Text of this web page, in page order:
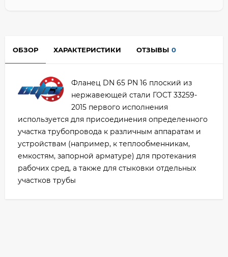
ОБЗОР ХАРАКТЕРИСТИКИ ОТЗЫВЫ 0
Фланец DN 65 PN 16 плоский из
нержавеющей стали ГОСТ 33259-
2015 первого исполнения
используется для присоединения определенного
участка трубопровода к различным аппаратам и
устройствам (например, к теплообменникам,
емкостям, запорной арматуре) для протекания
рабочих сред, а также для стыковки отдельных
участков трубы